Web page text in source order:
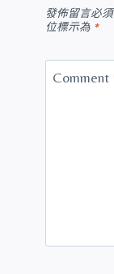
發佈留言必
位標示為 *
Comment